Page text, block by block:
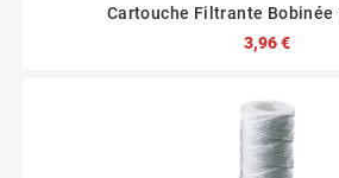
Cartouche Filtrante Bobinée
3,96 €